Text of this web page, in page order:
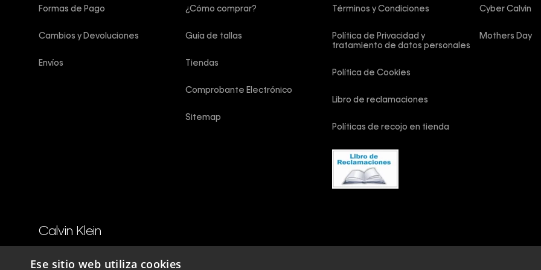
Formas de Pago
Cambios y Devoluciones
Envíos
¿Cómo comprar?
Guía de tallas
Tiendas
Comprobante Electrónico
Sitemap
Términos y Condiciones
Política de Privacidad y
tratamiento de datos personales
Política de Cookies
Libro de reclamaciones
Políticas de recojo en tienda
Cyber Calvin
Mothers Day
Calvin Klein
Copyright © 2025 Calvin Klein peru ®. Todos los derechos reservados.
Ese sitio web utiliza cookies